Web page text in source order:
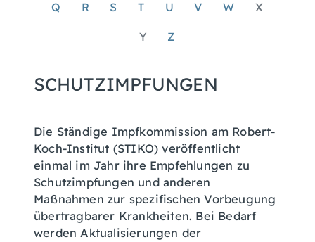
Q R S T U V W X
Y Z
SCHUTZIMPFUNGEN
Die Ständige Impfkommission am Robert-
Koch-Institut (STIKO) veröffentlicht
einmal im Jahr ihre Empfehlungen zu
Schutzimpfungen und anderen
Maßnahmen zur spezifischen Vorbeugung
übertragbarer Krankheiten. Bei Bedarf
werden Aktualisierungen der